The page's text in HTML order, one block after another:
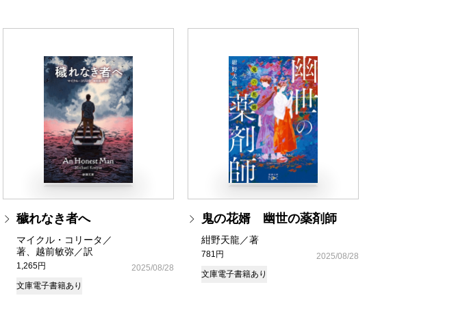
穢れなき者へ
マイクル・コリータ／
著、越前敏弥／訳
1,265円
2025/08/28
文庫電子書籍あり
鬼の花婿 幽世の薬剤師
紺野天龍／著
781円
2025/08/28
文庫電子書籍あり